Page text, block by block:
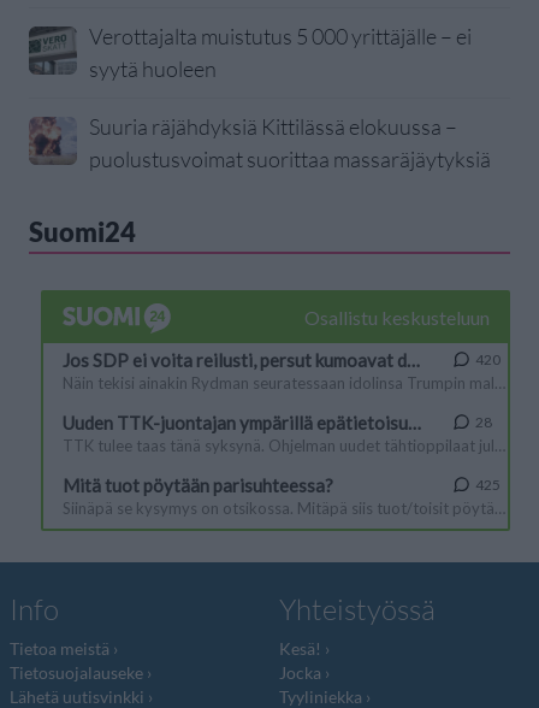
Verottajalta muistutus 5 000 yrittäjälle – ei
syytä huoleen
Suuria räjähdyksiä Kittilässä elokuussa –
puolustusvoimat suorittaa massaräjäytyksiä
Suomi24
Info
Tietoa meistä
Tietosuojalauseke
Lähetä uutisvinkki
Yhteistyössä
Kesä!
Jocka
Tyyliniekka